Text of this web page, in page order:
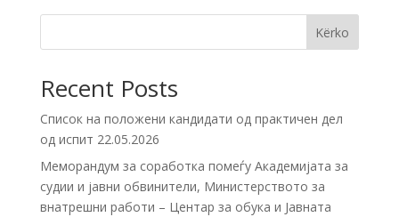
Kërko
Recent Posts
Список на положени кандидати од практичен дел
од испит 22.05.2026
Меморандум за соработка помеѓу Академијата за
судии и јавни обвинители, Министерството за
внатрешни работи – Центар за обукa и Јавната